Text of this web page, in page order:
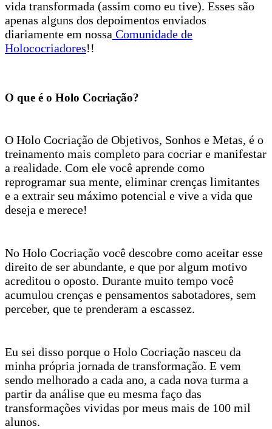
vida transformada (assim como eu tive). Esses são
apenas alguns dos depoimentos enviados
diariamente em nossa Comunidade de
Holococriadores!!
O que é o Holo Cocriação?
O Holo Cocriação de Objetivos, Sonhos e Metas, é o
treinamento mais completo para cocriar e manifestar
a realidade. Com ele você aprende como
reprogramar sua mente, eliminar crenças limitantes
e a extrair seu máximo potencial e vive a vida que
deseja e merece!
No Holo Cocriação você descobre como aceitar esse
direito de ser abundante, e que por algum motivo
acreditou o oposto. Durante muito tempo você
acumulou crenças e pensamentos sabotadores, sem
perceber, que te prenderam a escassez.
Eu sei disso porque o Holo Cocriação nasceu da
minha própria jornada de transformação. E vem
sendo melhorado a cada ano, a cada nova turma a
partir da análise que eu mesma faço das
transformações vividas por meus mais de 100 mil
alunos.